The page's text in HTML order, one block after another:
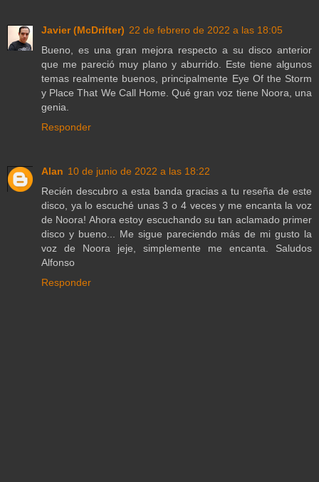
Javier (McDrifter) 22 de febrero de 2022 a las 18:05
Bueno, es una gran mejora respecto a su disco anterior
que me pareció muy plano y aburrido. Este tiene algunos
temas realmente buenos, principalmente Eye Of the Storm
y Place That We Call Home. Qué gran voz tiene Noora, una
genia.
Responder
Alan 10 de junio de 2022 a las 18:22
Recién descubro a esta banda gracias a tu reseña de este
disco, ya lo escuché unas 3 o 4 veces y me encanta la voz
de Noora! Ahora estoy escuchando su tan aclamado primer
disco y bueno... Me sigue pareciendo más de mi gusto la
voz de Noora jeje, simplemente me encanta. Saludos
Alfonso
Responder